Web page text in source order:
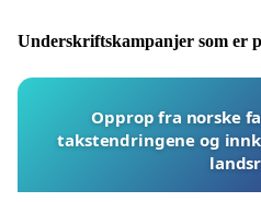
Underskriftskampanjer som er
Opprop fra norske
takstendringene og